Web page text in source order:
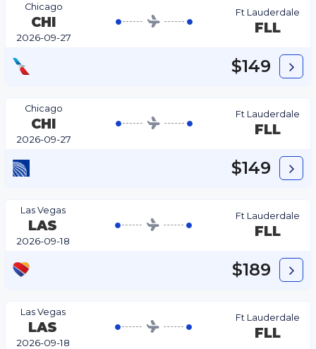
Chicago
CHI
2026-09-27
Ft Lauderdale
FLL
$149
Chicago
CHI
2026-09-27
Ft Lauderdale
FLL
$149
Las Vegas
LAS
2026-09-18
Ft Lauderdale
FLL
$189
Las Vegas
LAS
2026-09-18
Ft Lauderdale
FLL